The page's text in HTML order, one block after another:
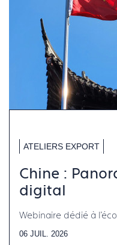
ATELIERS EXPORT
Chine :
digital
Webinaire dédié à
06 JUIL. 2026